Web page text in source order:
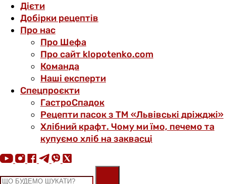
Дієти
Добірки рецептів
Про нас
Про Шефа
Про сайт klopotenko.com
Команда
Наші експерти
Спецпроєкти
ГастроСпадок
Рецепти пасок з ТМ «Львівські дріжджі»
Хлібний крафт. Чому ми їмо, печемо та
купуємо хліб на заквасці